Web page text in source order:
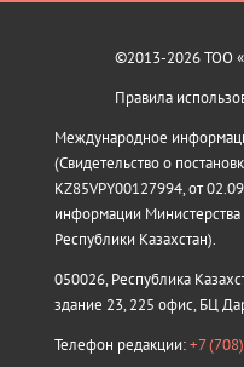
©2013-2026 ТОО
Правила
Международное
(Свидетельство о
KZ85VPY00127994, от
информации
Республики Казахстан).
050026, Республика
здание 23, 225 офис, БЦ
Телефон редакции:+7